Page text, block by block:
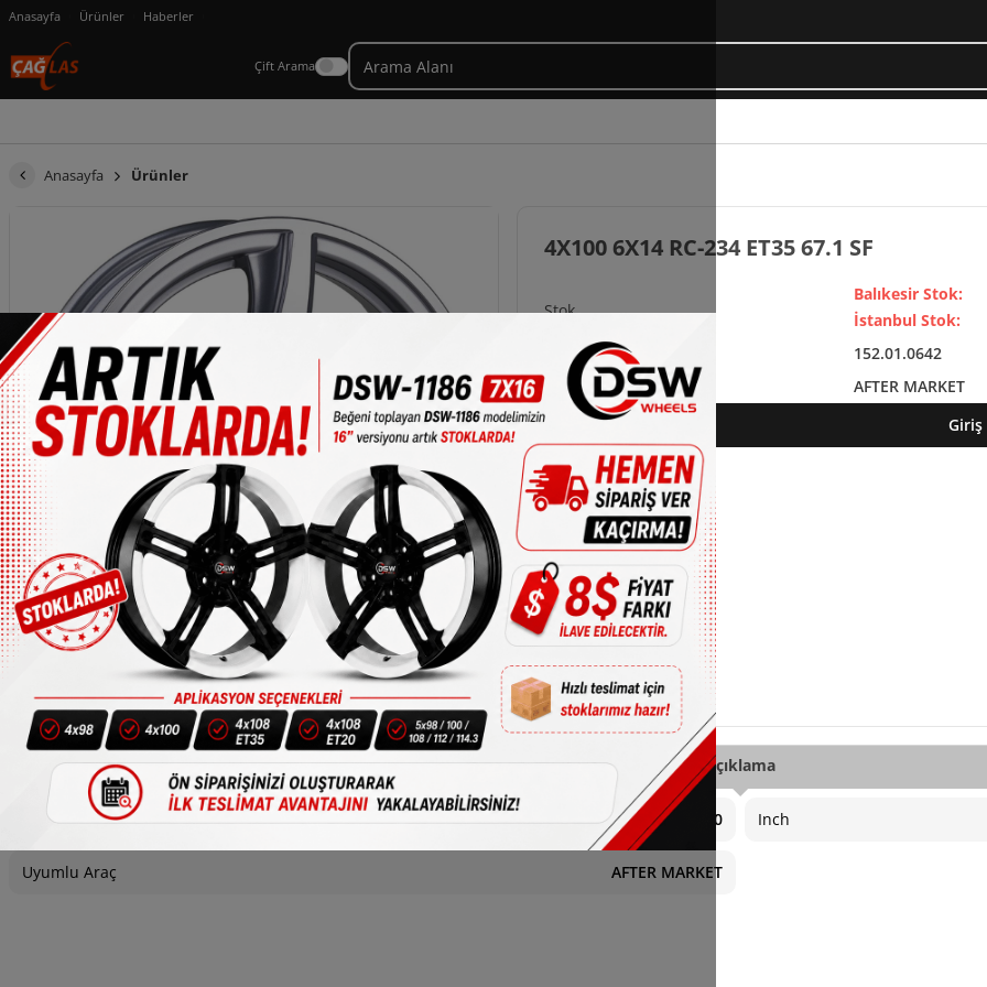
Anasayfa Ürünler Haberler
Çift Arama
Anasayfa Ürünler
1/4
152.01.0642
4X100 6X14 RC-234 ET35 67.1 SF
AFTER MARKET
Balıkesir Stok:
İstanbul Stok:
Giriş
Açıklama
Bijon 4X100 Inch
Uyumlu Araç AFTER MARKET
×